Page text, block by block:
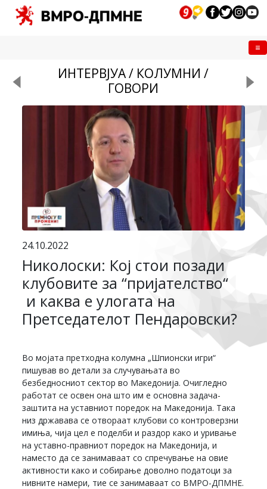
ИНТЕРВЈУА / КОЛУМНИ /
ГОВОРИ
24.10.2022
Николоски: Кој стои позади
клубовите за “пријателство“
и каква е улогата на
Претседателот Пендаровски?
Во мојата претходна колумна „Шпионски игри“
пишував во детали за случувањата во
безбедносниот сектор во Македонија. Очигледно
работат се освен она што им е основна задача-
заштита на уставниот поредок на Македонија. Така
низ државава се отвораат клубови со контроверзни
имиња, чија цел е поделби и раздор како и уривање
на уставно-правниот поредок на Македонија, и
наместо да се занимаваат со спречување на овие
активности како и собирање доволно податоци за
нивните намери, тие се занимаваат со ВМРО-ДПМНЕ.